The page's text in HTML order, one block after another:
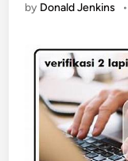
by Donald Jenkins •